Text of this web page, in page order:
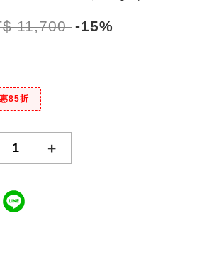
11,700 -15%
85折
+